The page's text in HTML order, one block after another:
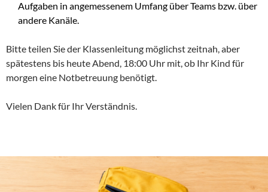
Aufgaben in angemessenem Umfang über Teams bzw. über
andere Kanäle.
Bitte teilen Sie der Klassenleitung möglichst zeitnah, aber
spätestens bis heute Abend, 18:00 Uhr mit, ob Ihr Kind für
morgen eine Notbetreuung benötigt.
Vielen Dank für Ihr Verständnis.